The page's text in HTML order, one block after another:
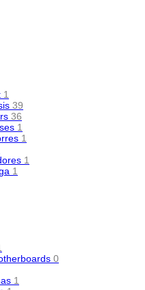
1
39
36
1
1
1
1
0
1